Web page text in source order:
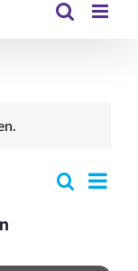
Zoeken
Lijst